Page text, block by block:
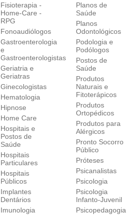
Fisioterapia -
Home-Care -
RPG
Fonoaudiólogos
Gastroenterologia
e
Gastroenterologistas
Geriatria e
Geriatras
Ginecologistas
Hematologia
Hipnose
Home Care
Hospitais e
Postos de
Saúde
Hospitais
Particulares
Hospitais
Públicos
Implantes
Dentários
Imunologia
Planos de
Saúde
Planos
Odontológicos
Podologia e
Podólogos
Postos de
Saúde
Produtos
Naturais e
Fitoterápicos
Produtos
Ortopédicos
Produtos para
Alérgicos
Pronto Socorro
Público
Próteses
Psicanalistas
Psicologia
Psicologia
Infanto-Juvenil
Psicopedagogia